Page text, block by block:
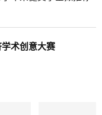
术创意大赛